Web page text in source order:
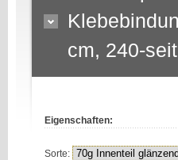
cm, 240-
Eigenschaften:
Sorte: